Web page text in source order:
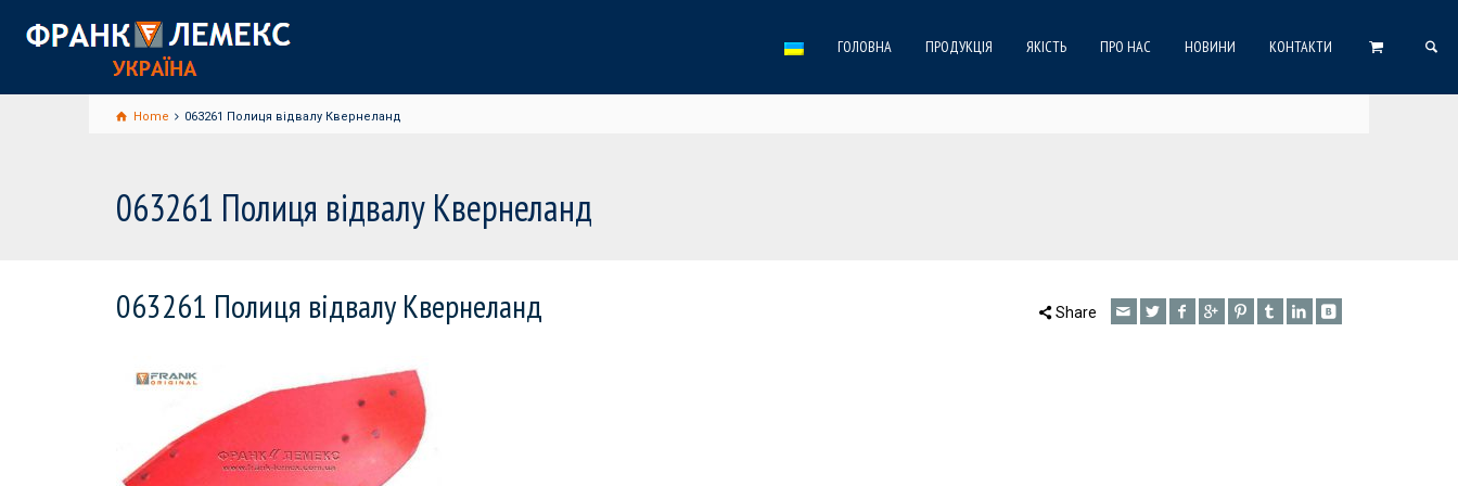
ГОЛОВНА ПРОДУКЦІЯ ЯКІСТЬ ПРО НАС НОВИНИ КОНТАКТИ
Home 063261 Полиця відвалу Квернеланд
063261 Полиця відвалу Квернеланд
063261 Полиця відвалу Квернеланд Share